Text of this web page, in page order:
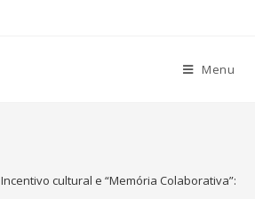
Menu
Incentivo cultural e “Memória Colaborativa”: